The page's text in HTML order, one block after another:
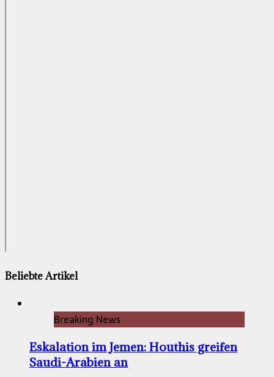
Beliebte Artikel
Breaking News
Eskalation im Jemen: Houthis greifen
Saudi-Arabien an